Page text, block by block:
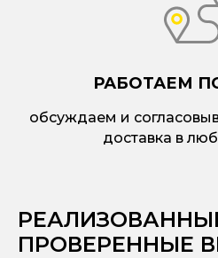
РАБОТАЕМ
обсуждаем и
доставка в
ПРОВЕРЕННЫЕ